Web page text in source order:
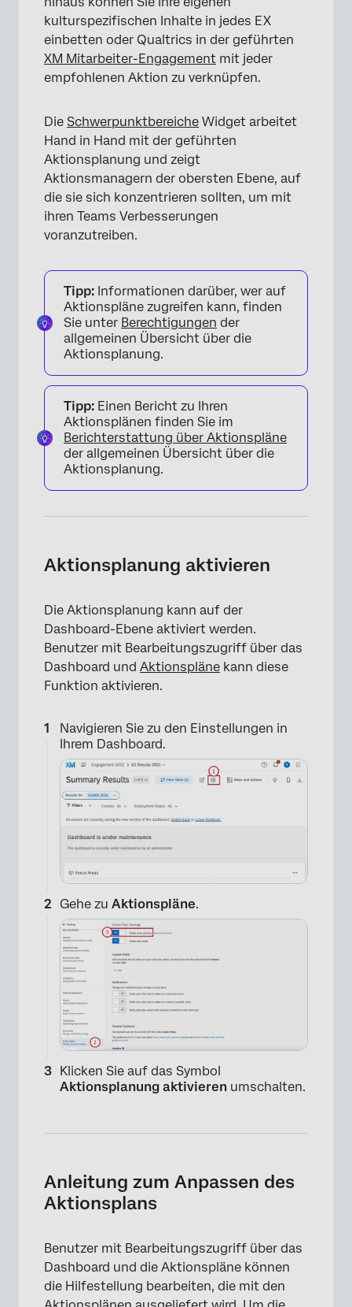
kulturspezifischen Inhalte in jedes EX
einbetten oder Qualtrics in der geführten
XM Mitarbeiter-Engagement mit jeder
empfohlenen Aktion zu verknüpfen.
Die Schwerpunktbereiche Widget arbeitet
Hand in Hand mit der geführten
Aktionsplanung und zeigt
Aktionsmanagern der obersten Ebene, auf
die sie sich konzentrieren sollten, um mit
ihren Teams Verbesserungen
voranzutreiben.
Tipp: Informationen darüber, wer auf
Aktionspläne zugreifen kann, finden
Sie unter Berechtigungen der
allgemeinen Übersicht über die
Aktionsplanung.
Tipp: Einen Bericht zu Ihren
Aktionsplänen finden Sie im
Berichterstattung über Aktionspläne
der allgemeinen Übersicht über die
Aktionsplanung.
Aktionsplanung aktivieren
Die Aktionsplanung kann auf der
Dashboard-Ebene aktiviert werden.
Benutzer mit Bearbeitungszugriff über das
Dashboard und Aktionspläne kann diese
Funktion aktivieren.
Navigieren Sie zu den Einstellungen in
Ihrem Dashboard.
×
Gehe zu Aktionspläne.
Klicken Sie auf das Symbol
Aktionsplanung aktivieren umschalten.
Anleitung zum Anpassen des
Aktionsplans
Benutzer mit Bearbeitungszugriff über das
Dashboard und die Aktionspläne können
die Hilfestellung bearbeiten, die mit den